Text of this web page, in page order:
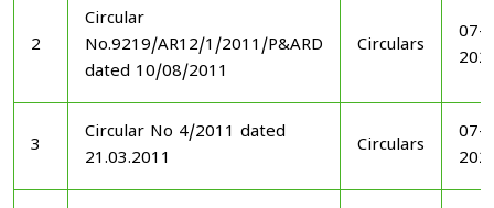
2
Circular
No.9219/AR12/1/2011/P&ARD
dated 10/08/2011
Circulars
07-
3
Circular No 4/2011 dated
21.03.2011
Circulars
07-